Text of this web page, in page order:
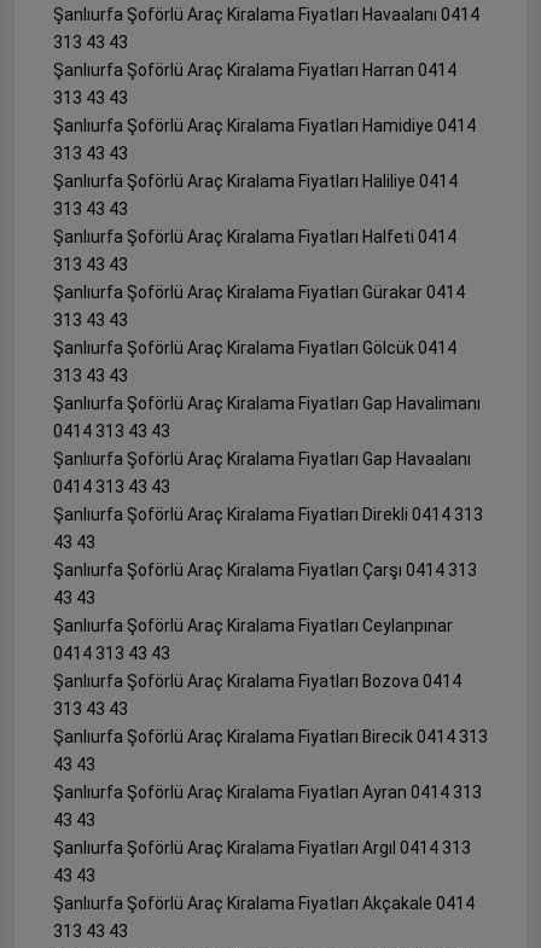
Şanlıurfa Şoförlü Araç Kiralama Fiyatları Havaalanı 0414
313 43 43
Şanlıurfa Şoförlü Araç Kiralama Fiyatları Harran 0414
313 43 43
Şanlıurfa Şoförlü Araç Kiralama Fiyatları Hamidiye 0414
313 43 43
Şanlıurfa Şoförlü Araç Kiralama Fiyatları Haliliye 0414
313 43 43
Şanlıurfa Şoförlü Araç Kiralama Fiyatları Halfeti 0414
313 43 43
Şanlıurfa Şoförlü Araç Kiralama Fiyatları Gürakar 0414
313 43 43
Şanlıurfa Şoförlü Araç Kiralama Fiyatları Gölcük 0414
313 43 43
Şanlıurfa Şoförlü Araç Kiralama Fiyatları Gap Havalimanı
0414 313 43 43
Şanlıurfa Şoförlü Araç Kiralama Fiyatları Gap Havaalanı
0414 313 43 43
Şanlıurfa Şoförlü Araç Kiralama Fiyatları Direkli 0414 313
43 43
Şanlıurfa Şoförlü Araç Kiralama Fiyatları Çarşı 0414 313
43 43
Şanlıurfa Şoförlü Araç Kiralama Fiyatları Ceylanpınar
0414 313 43 43
Şanlıurfa Şoförlü Araç Kiralama Fiyatları Bozova 0414
313 43 43
Şanlıurfa Şoförlü Araç Kiralama Fiyatları Birecik 0414 313
43 43
Şanlıurfa Şoförlü Araç Kiralama Fiyatları Ayran 0414 313
43 43
Şanlıurfa Şoförlü Araç Kiralama Fiyatları Argıl 0414 313
43 43
Şanlıurfa Şoförlü Araç Kiralama Fiyatları Akçakale 0414
313 43 43